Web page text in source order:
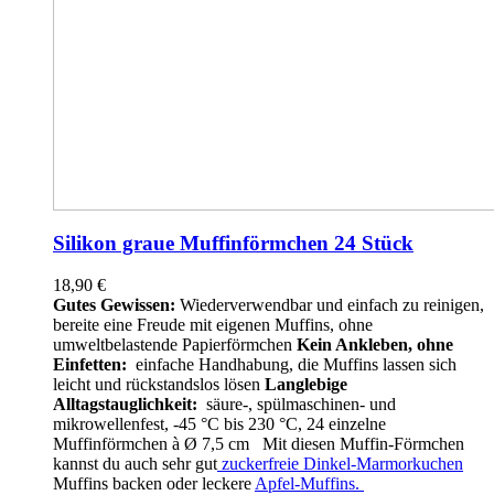
Silikon graue Muffinförmchen 24 Stück
18,90 €
Gutes Gewissen: Wiederverwendbar und einfach zu reinigen,
bereite eine Freude mit eigenen Muffins, ohne
umweltbelastende Papierförmchen Kein Ankleben, ohne
Einfetten: einfache Handhabung, die Muffins lassen sich
leicht und rückstandslos lösen Langlebige
Alltagstauglichkeit: säure-, spülmaschinen- und
mikrowellenfest, -45 °C bis 230 °C, 24 einzelne
Muffinförmchen à Ø 7,5 cm Mit diesen Muffin-Förmchen
kannst du auch sehr gutzuckerfreie Dinkel-Marmorkuchen
Muffins backen oder leckereApfel-Muffins.